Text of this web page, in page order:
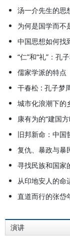
汤一介先生的思
为何是国学而不
中国思想如何找
“仁”和“礼”：孔
儒家学派的特点
干春松 : 孔子梦
城市化浪潮下
康有为的“建国方
旧邦新命：中国
复仇、暴政与暴
寻找民族和国
从印地安人的命
直道而行的张岱
演讲